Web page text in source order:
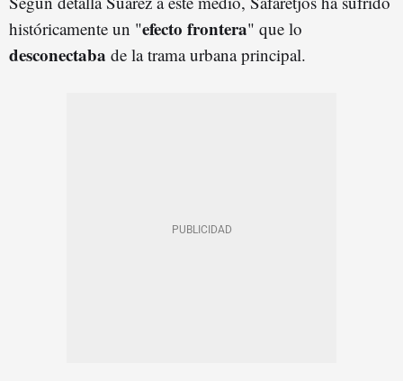
históricamente un "efecto frontera" que lo
desconectaba de la trama urbana principal.